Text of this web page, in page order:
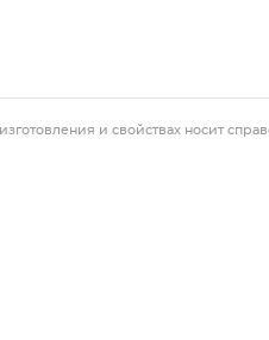
и свойствах носит